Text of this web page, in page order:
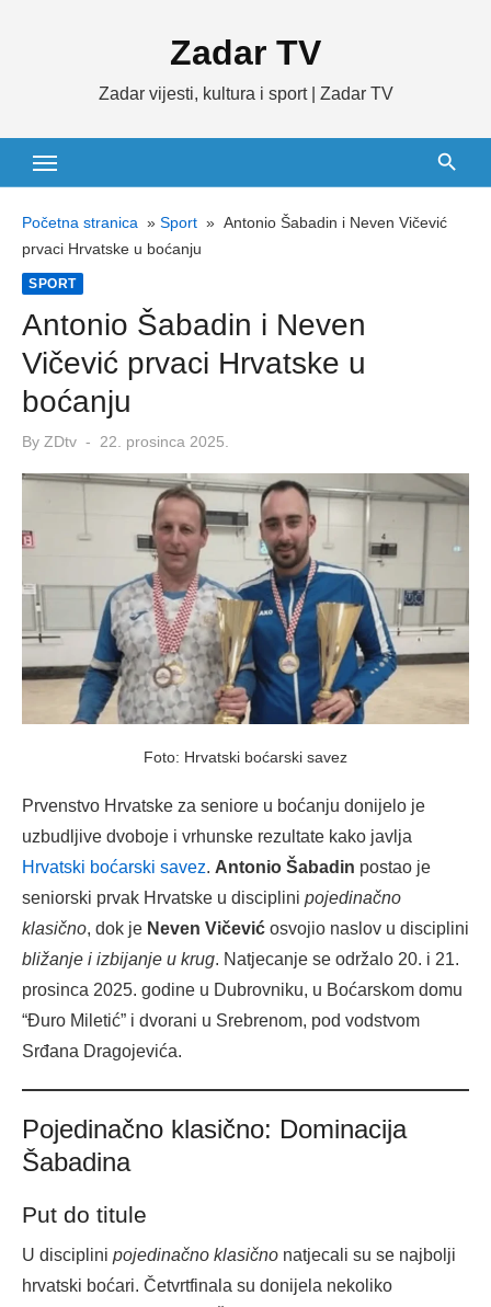
Zadar TV
Zadar vijesti, kultura i sport | Zadar TV
Početna stranica » Sport » Antonio Šabadin i Neven Vičević
prvaci Hrvatske u boćanju
SPORT
Antonio Šabadin i Neven
Vičević prvaci Hrvatske u
boćanju
By ZDtv
Posted
22. prosinca 2025.
Foto: Hrvatski boćarski savez
Prvenstvo Hrvatske za seniore u boćanju donijelo je
uzbudljive dvoboje i vrhunske rezultate kako javlja
Hrvatski boćarski savez. Antonio Šabadin postao je
seniorski prvak Hrvatske u disciplini pojedinačno
klasično, dok je Neven Vičević osvojio naslov u disciplini
bližanje i izbijanje u krug. Natjecanje se održalo 20. i 21.
prosinca 2025. godine u Dubrovniku, u Boćarskom domu
“Đuro Miletić” i dvorani u Srebrenom, pod vodstvom
Srđana Dragojevića.
Pojedinačno klasično: Dominacija
Šabadina
Put do titule
U disciplini pojedinačno klasično natjecali su se najbolji
hrvatski boćari. Četvrtfinala su donijela nekoliko